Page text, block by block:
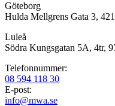
Göteborg
Hulda Mellgrens Gata 3,
Luleå
Södra Kungsgatan 5A, 4tr,
Telefonnummer:
08 594 118 30
E-post:
info@mwa.se